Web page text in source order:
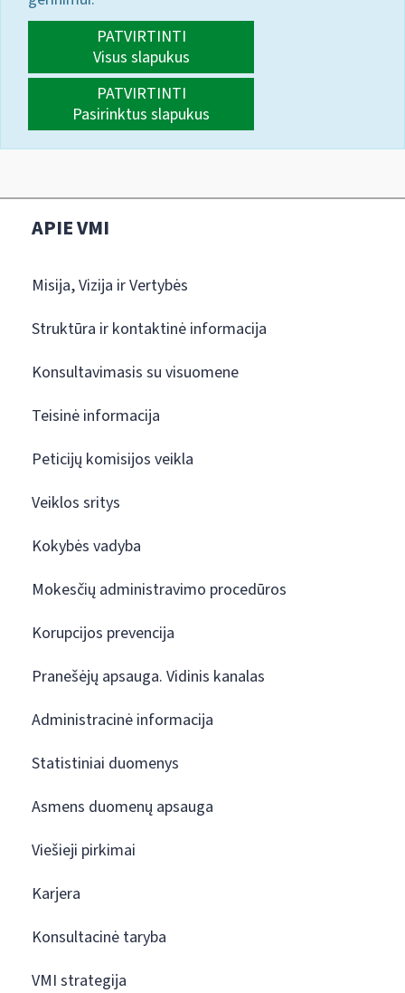
PATVIRTINTI
Visus slapukus
PATVIRTINTI
Pasirinktus slapukus
APIE VMI
Misija, Vizija ir Vertybės
Struktūra ir kontaktinė informacija
Konsultavimasis su visuomene
Teisinė informacija
Peticijų komisijos veikla
Veiklos sritys
Kokybės vadyba
Mokesčių administravimo procedūros
Korupcijos prevencija
Pranešėjų apsauga. Vidinis kanalas
Administracinė informacija
Statistiniai duomenys
Asmens duomenų apsauga
Viešieji pirkimai
Karjera
Konsultacinė taryba
VMI strategija